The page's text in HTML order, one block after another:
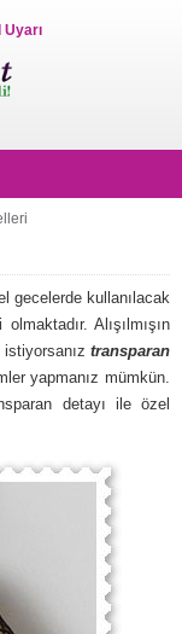
Uyarı
gecelerde kullanılacak
Alışılmışın
transparan
yapmanız mümkün.
detayı ile özel